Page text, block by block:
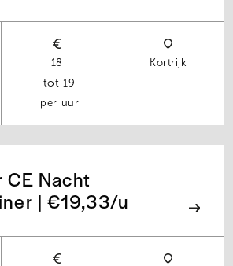
18
19
per uur
Kortrijk
Nacht
| €19,33/u